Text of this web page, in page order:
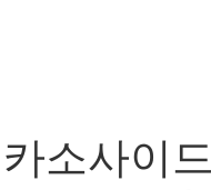
소사이